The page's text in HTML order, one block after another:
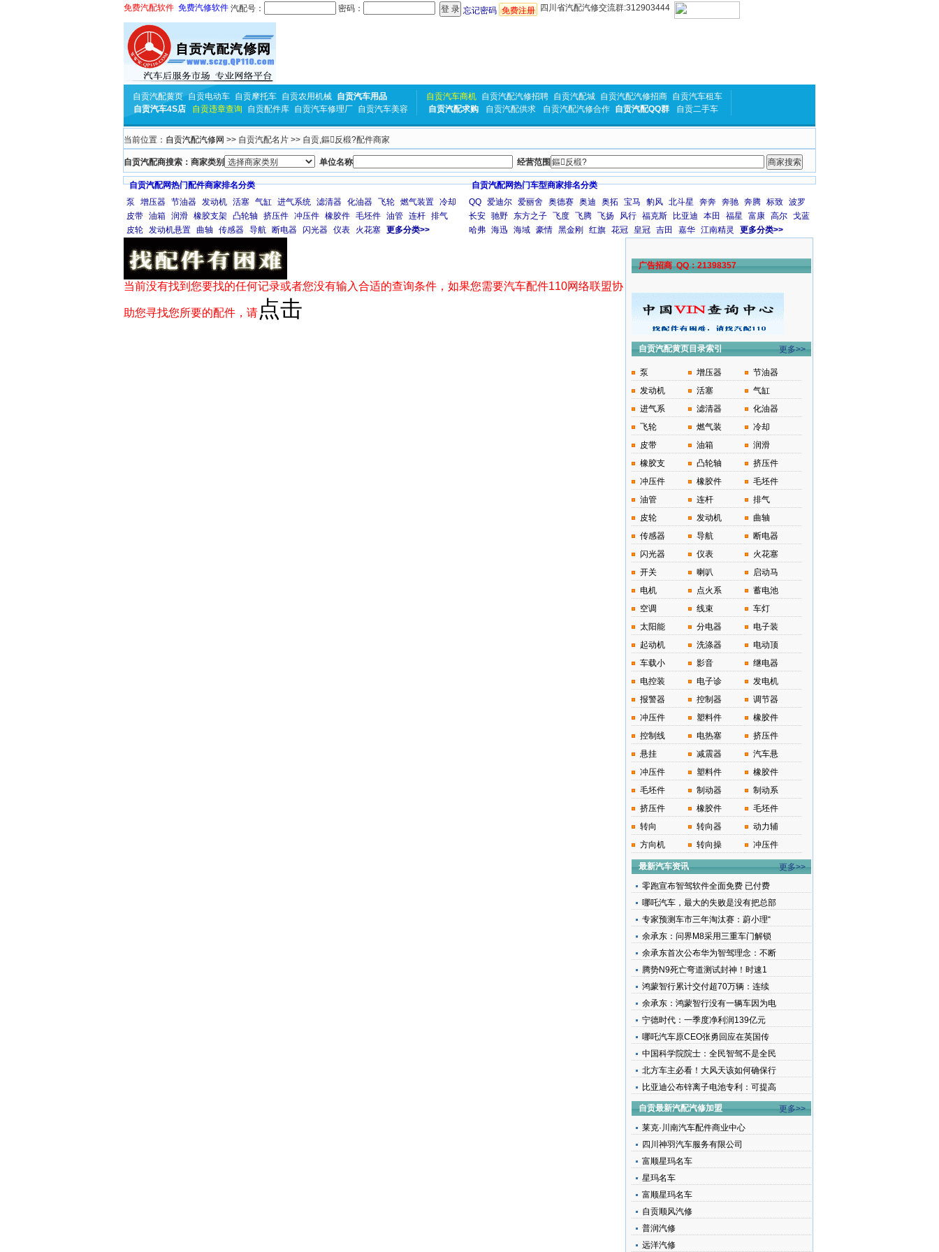
免费汽配软件 免费汽修软件 汽配号： 密码： 忘记密码 免费注册 四川省汽配汽修交流群:312903444
自贡汽配黄页 自贡电动车 自贡摩托车 自贡农用机械 自贡汽车用品
自贡汽车4S店
自贡违章查询 自贡配件库 自贡汽车修理厂 自贡汽车美容
自贡汽车商机 自贡汽配汽修招聘 自贡汽配城 自贡汽配汽修招商 自贡汽车租车
自贡汽配求购
自贡汽配供求 自贡汽配汽修合作 自贡汽配QQ群 自贡二手车
当前位置： 自贡汽配汽修网 >> 自贡汽配名片 >> 自贡,鏂反椴?配件商家
自贡汽配商搜索：商家类别 单位名称 经营范围
自贡汽配网热门配件商家排名分类
泵
增压器 节油器 发动机 活塞 气缸 进气系统 滤清器 化油器 飞轮 燃气装置 冷却
皮带 油箱 润滑 橡胶支架 凸轮轴 挤压件 冲压件 橡胶件 毛坯件 油管 连杆 排气
皮轮 发动机悬置 曲轴 传感器 导航 断电器 闪光器 仪表 火花塞 更多分类>>
自贡汽配网热门车型商家排名分类
QQ 爱迪尔 爱丽舍 奥德赛 奥迪 奥拓 宝马 豹风 北斗星 奔奔 奔驰 奔腾 标致 波罗
长安 驰野 东方之子 飞度 飞腾 飞扬 风行 福克斯 比亚迪 本田 福星 富康 高尔 戈蓝
哈弗 海迅 海域 豪情 黑金刚 红旗 花冠 皇冠 吉田 嘉华 江南精灵 更多分类>>
当前没有找到您要找的任何记录或者您没有输入合适的查询条件，如果您需要汽车配件110网络联盟协
助您寻找您所要的配件，请 点击
广告招商 QQ：21398357
自贡汽配黄页目录索引 更多>>
泵 增压器
节油器
发动机
活塞
气缸
进气系
滤清器
化油器
飞轮
燃气装
冷却
皮带
油箱
润滑
橡胶支
凸轮轴
挤压件
冲压件
橡胶件
毛坯件
油管
连杆
排气
皮轮
发动机
曲轴
传感器
导航
断电器
闪光器
仪表
火花塞
开关
喇叭
启动马
电机
点火系
蓄电池
空调
线束
车灯
太阳能
分电器
电子装
起动机
洗涤器
电动顶
车载小
影音
继电器
电控装
电子诊
发电机
报警器
控制器
调节器
冲压件
塑料件
橡胶件
控制线
电热塞
挤压件
悬挂
减震器
汽车悬
冲压件
塑料件
橡胶件
毛坯件
制动器
制动系
挤压件
橡胶件
毛坯件
转向
转向器
动力辅
方向机
转向操 冲压件
最新汽车资讯
更多>>
零跑宣布智驾软件全面免费 已付费
哪吒汽车，最大的失败是没有把总部
专家预测车市三年淘汰赛：蔚小理“
余承东：问界M8采用三重车门解锁
余承东首次公布华为智驾理念：不断
腾势N9死亡弯道测试封神！时速1
鸿蒙智行累计交付超70万辆：连续
余承东：鸿蒙智行没有一辆车因为电
宁德时代：一季度净利润139亿元
哪吒汽车原CEO张勇回应在英国传
中国科学院院士：全民智驾不是全民
北方车主必看！大风天该如何确保行
比亚迪公布锌离子电池专利：可提高
自贡最新汽配汽修加盟
更多>>
莱克·川南汽车配件商业中心
四川神羽汽车服务有限公司
富顺星玛名车
星玛名车
富顺星玛名车
自贡顺风汽修
普润汽修
远洋汽修